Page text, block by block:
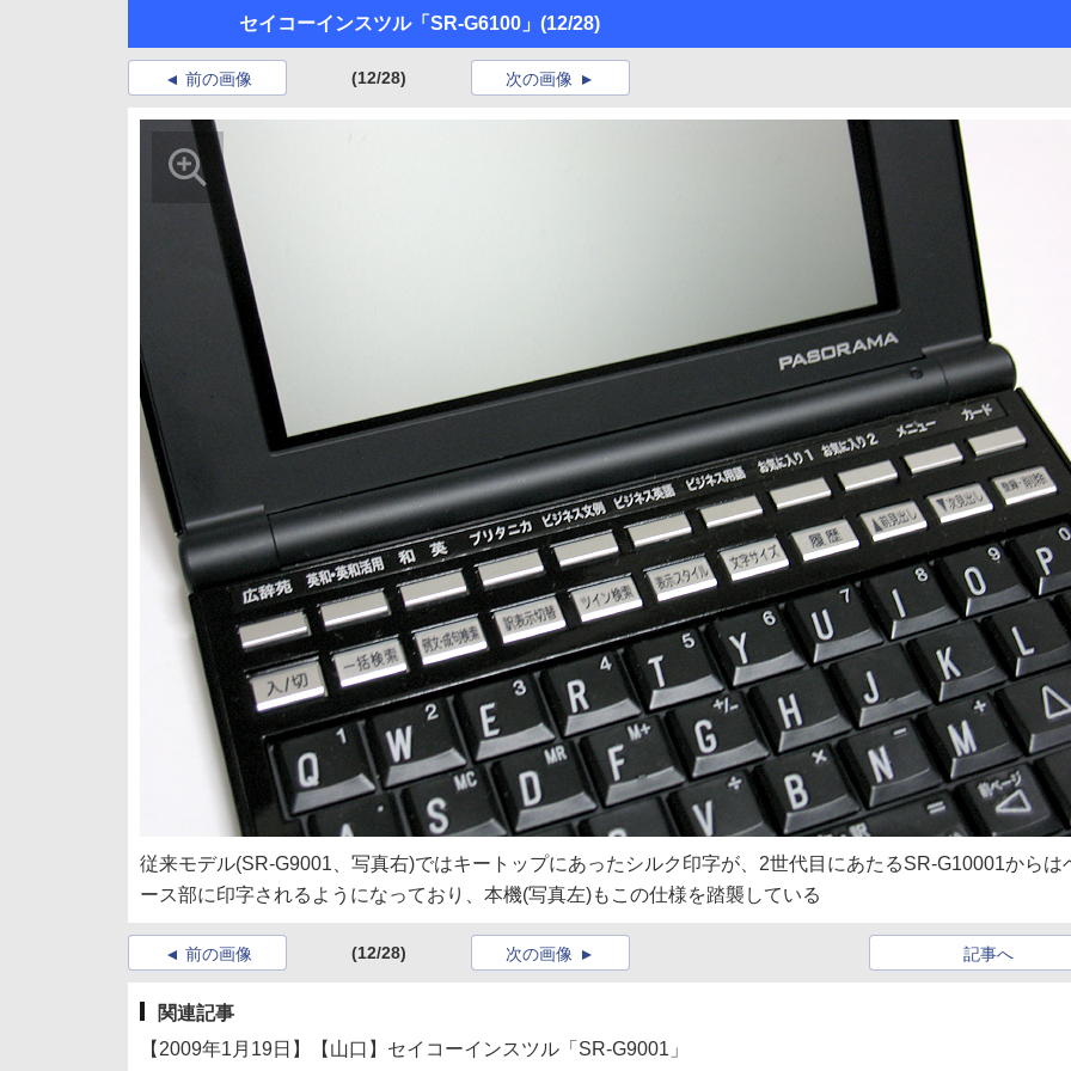
セイコーインスツル「SR-G6100」 (12/28)
前の画像 (12/28) 次の画像
従来モデル(SR-G9001、写真右)ではキートップにあったシルク印字が、2世代目にあたるSR-G10001からは
ース部に印字されるようになっており、本機(写真左)もこの仕様を踏襲している
前の画像 (12/28) 記事へ
次の画像
関連記事
【2009年1月19日】【山口】セイコーインスツル「SR-G9001」